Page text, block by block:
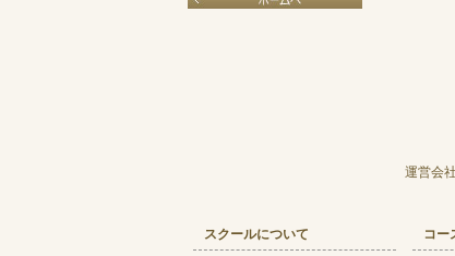
運営会社
スクールについて コー